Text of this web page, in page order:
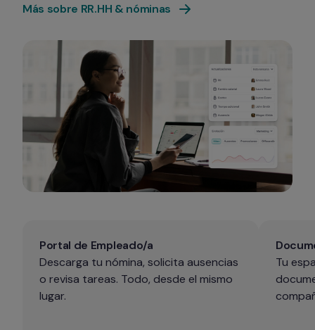
Más sobre RR.HH & nóminas
Portal de Empleado/a
Descarga tu nómina, solicita ausencias
o revisa tareas. Todo, desde el mismo
lugar.
Tu